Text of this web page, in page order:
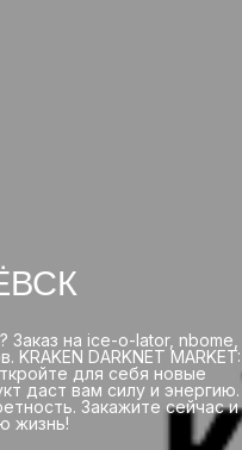
на ice-o-lator, nbome,
DARKNET MARKET:
для себя новые
даст вам силу и энергию.
Закажите сейчас и
жизнь!